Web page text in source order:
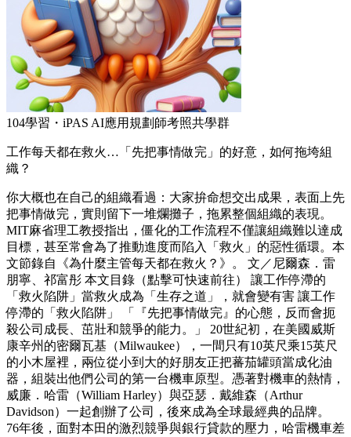
104學習・iPAS AI應用規劃師考照共學群
工作每天都在救火…「先把事情做完」的好意，如何拖垮組
織？
你大概也在自己的組織看過：大家拚命想交出成果，表面上先
把事情做完，實則留下一堆爛攤子，拖累整個組織的表現。
MIT麻省理工教授指出，僵化的工作流程不僅讓組織難以達成
目標，甚至常會為了推動進度而陷入「救火」的惡性循環。本
文節錄自《為什麼主管每天都在救火？》。 文／尼爾森．雷
朋寧、祁富彤 本文目錄（點擊可快速前往） 讓工作停滯的
「救火陷阱」當救火成為「生存之道」，就會變有害 讓工作
停滯的「救火陷阱」 「『先把事情做完』的心態，反而會扼
殺公司成長、茁壯和競爭的能力。」 20世紀初，在美國威斯
康辛州的密爾瓦基（Milwaukee），一間只有10英尺乘15英尺
的小木屋裡，兩位從小到大的好朋友正把蕃茄罐頭當成化油
器，組裝出他們公司的第一台機車原型。憑著對機車的熱情，
威廉．哈雷（William Harley）與亞瑟．戴維森（Arthur
Davidson）一起創辦了公司，後來成為全球最經典的品牌。
76年後，面對本田的激烈競爭與銀行貸款的壓力，哈雷機車差